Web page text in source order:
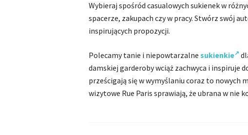
Wybieraj spośród casualowych sukienek w
spacerze, zakupach czy w pracy. Stwórz swój
inspirujących propozycji.
Polecamy tanie i niepowtarzalne sukienkie
damskiej garderoby wciąż zachwyca i inspiruje
prześcigają się w wymyślaniu coraz to nowych
wizytowe Rue Paris sprawiają, że ubrana w nie